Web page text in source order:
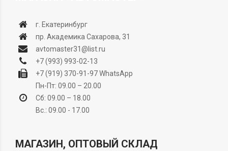
г. Екатеринбург
пр. Академика Сахарова, 31
avtomaster31@list.ru
+7 (993) 993-02-13
+7 (919) 370-91-97WhatsApp
Пн-Пт: 09.00 – 20.00
Сб: 09.00 – 18.00
Вс.: 09.00 - 17.00
МАГАЗИН, ОПТОВЫЙ СКЛАД